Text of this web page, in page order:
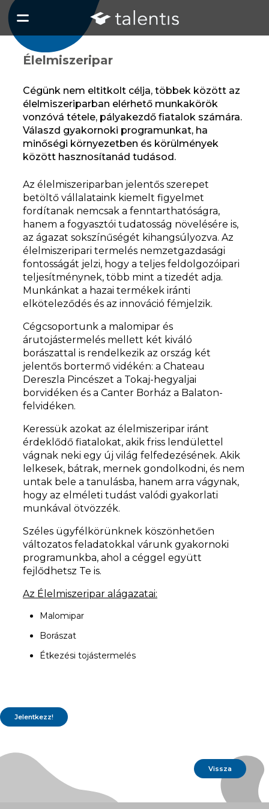
Élelmiszeripar
Cégünk nem eltitkolt célja, többek között az
élelmiszeriparban elérhető munkakörök
vonzóvá tétele, pályakezdő fiatalok számára.
Válaszd gyakornoki programunkat, ha
minőségi környezetben és körülmények
között hasznosítanád tudásod.
Az élelmiszeriparban jelentős szerepet
betöltő vállalataink kiemelt figyelmet
fordítanak nemcsak a fenntarthatóságra,
hanem a fogyasztói tudatosság növelésére is,
az ágazat sokszínűségét kihangsúlyozva. Az
élelmiszeripari termelés nemzetgazdasági
fontosságát jelzi, hogy a teljes feldolgozóipari
teljesítménynek, több mint a tizedét adja.
Munkánkat a hazai termékek iránti
elköteleződés és az innováció fémjelzik.
Cégcsoportunk a malomipar és
árutojástermelés mellett két kiváló
borászattal is rendelkezik az ország két
jelentős bortermő vidékén: a Chateau
Dereszla Pincészet a Tokaj-hegyaljai
borvidéken és a Canter Borház a Balaton-
felvidéken.
Keressük azokat az élelmiszeripar iránt
érdeklődő fiatalokat, akik friss lendülettel
vágnak neki egy új világ felfedezésének. Akik
lelkesek, bátrak, mernek gondolkodni, és nem
untak bele a tanulásba, hanem arra vágynak,
hogy az elméleti tudást valódi gyakorlati
munkával ötvözzék.
Széles ügyfélkörünknek köszönhetően
változatos feladatokkal várunk gyakornoki
programunkba, ahol a céggel együtt
fejlődhetsz Te is.
Az Élelmiszeripar alágazatai:
Malomipar
Borászat
Étkezési tojástermelés
Vissza